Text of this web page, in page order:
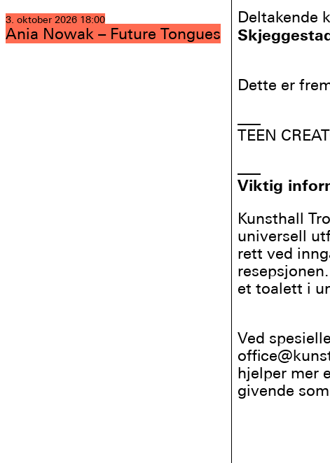
3. oktober 2026 18:00
Ania Nowak – Future Tongues
Deltakende
Dette er
TEEN
Viktig
Kunsthall
universell
rett ved
et toalett i
Ved
hjelper mer
givende